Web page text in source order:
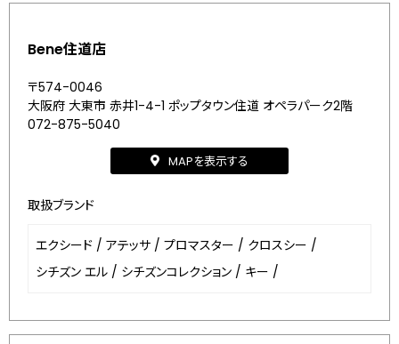
Bene住道店
〒574-0046
大阪府 大東市 赤井1-4-1 ポップタウン住道 オペラパーク2階
072-875-5040
MAPを表示する
取扱ブランド
エクシード / アテッサ / プロマスター / クロスシー /
シチズン エル / シチズンコレクション / キー /